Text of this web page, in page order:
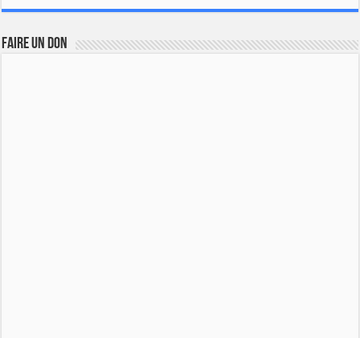
FAIRE UN DON